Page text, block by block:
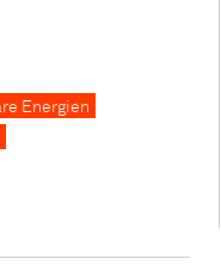
Energien